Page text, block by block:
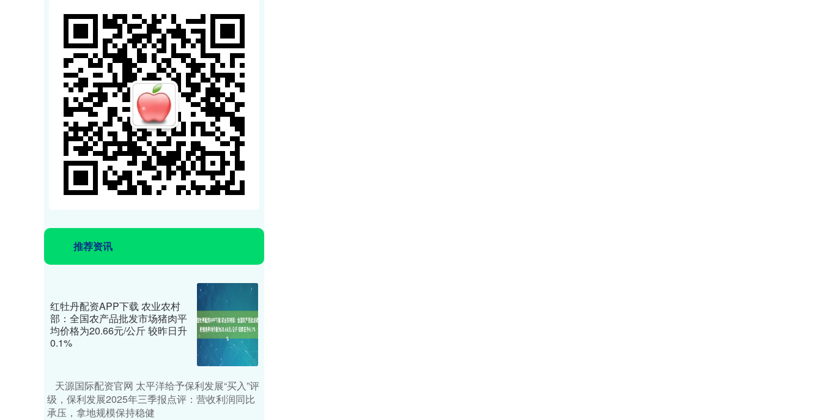
推荐资讯
红牡丹配资APP下载 农业农村
部：全国农产品批发市场猪肉平
均价格为20.66元/公斤 较昨日升
0.1%
天源国际配资官网 太平洋给予保利发展“买入”评
级，保利发展2025年三季报点评：营收利润同比
承压，拿地规模保持稳健